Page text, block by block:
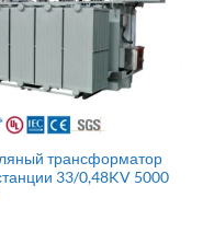
трансформатор
33/0,48KV 5000